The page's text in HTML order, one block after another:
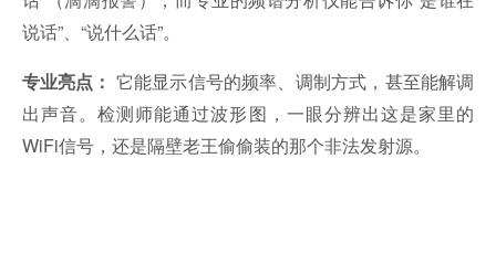
说话”、“说什么话”。
专业亮点： 它能显示信号的频率、调制方式，甚至能解调
出声音。检测师能通过波形图，一眼分辨出这是家里的
WiFi信号，还是隔壁老王偷偷装的那个非法发射源。